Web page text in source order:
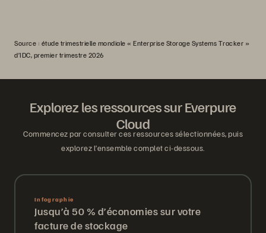
Source : étude trimestrielle mondiale « Enterprise Storage Systems Tracker »
d’IDC, premier trimestre 2026
Explorez les ressources sur Everpure
Cloud
Commencez par consulter ces ressources sélectionnées, puis
explorez l’ensemble complet ci-dessous.
Infographie
Jusqu’à 50 % d’économies sur votre
facture de stockage